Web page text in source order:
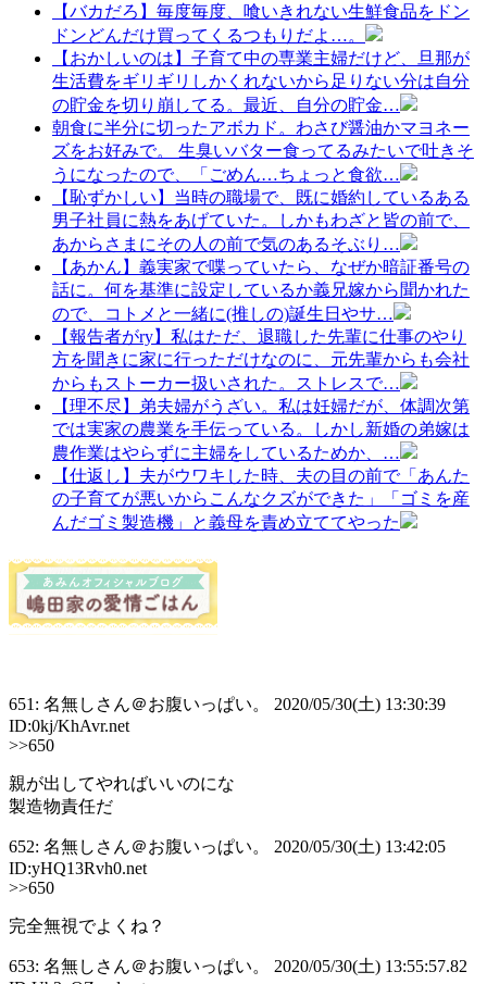
【バカだろ】毎度毎度、喰いきれない生鮮食品をドン
ドンどんだけ買ってくるつもりだよ…。
【おかしいのは】子育て中の専業主婦だけど、旦那が
生活費をギリギリしかくれないから足りない分は自分
の貯金を切り崩してる。最近、自分の貯金…
朝食に半分に切ったアボカド。わさび醤油かマヨネー
ズをお好みで。 生臭いバター食ってるみたいで吐きそ
うになったので、「ごめん…ちょっと食欲…
【恥ずかしい】当時の職場で、既に婚約しているある
男子社員に熱をあげていた。しかもわざと皆の前で、
あからさまにその人の前で気のあるそぶり…
【あかん】義実家で喋っていたら、なぜか暗証番号の
話に。何を基準に設定しているか義兄嫁から聞かれた
ので、コトメと一緒に(推しの)誕生日やサ…
【報告者がry】私はただ、退職した先輩に仕事のやり
方を聞きに家に行っただけなのに、元先輩からも会社
からもストーカー扱いされた。ストレスで…
【理不尽】弟夫婦がうざい。私は妊婦だが、体調次第
では実家の農業を手伝っている。しかし新婚の弟嫁は
農作業はやらずに主婦をしているためか、…
【仕返し】夫がウワキした時、夫の目の前で「あんた
の子育てが悪いからこんなクズができた」「ゴミを産
んだゴミ製造機」と義母を責め立ててやった
651: 名無しさん＠お腹いっぱい。 2020/05/30(土) 13:30:39
ID:0kj/KhAvr.net
>>650
親が出してやればいいのにな
製造物責任だ
652: 名無しさん＠お腹いっぱい。 2020/05/30(土) 13:42:05
ID:yHQ13Rvh0.net
>>650
完全無視でよくね？
653: 名無しさん＠お腹いっぱい。 2020/05/30(土) 13:55:57.82